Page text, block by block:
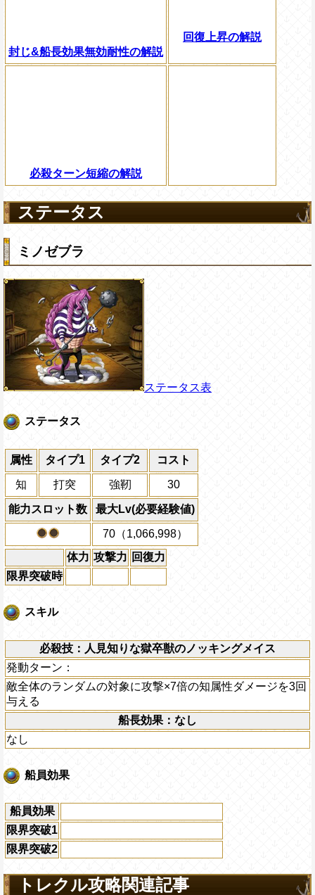
封じ&船長効果無効耐性の解説
回復上昇の解説
必殺ターン短縮の解説
ステータス
ミノゼブラ
ステータス表
ステータス
属性 タイプ1 タイプ2 コスト
知 打突 強靭 30
能力スロット数 最大Lv(必要経験値)
70（1,066,998）
体力 攻撃力 回復力
限界突破時
スキル
必殺技：人見知りな獄卒獣のノッキングメイス
発動ターン：
敵全体のランダムの対象に攻撃×7倍の知属性ダメージを3回
与える
船長効果：なし
なし
船員効果
船員効果
限界突破1
限界突破2
トレクル攻略関連記事